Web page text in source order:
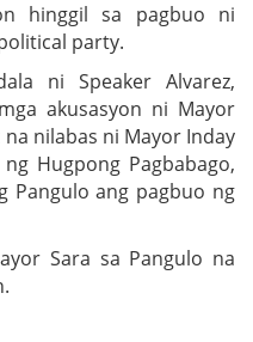
hinggil sa pagbuo ni
party.
ni Speaker Alvarez,
akusasyon ni Mayor
nilabas ni Mayor Inday
Hugpong Pagbabago,
Pangulo ang pagbuo ng
Sara sa Pangulo na